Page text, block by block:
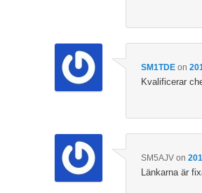
SM1TDEon
Kvalificerar
SM5AJVon
Länkarna är